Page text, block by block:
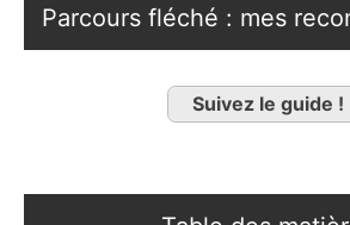
Parcours fléché : mes
Suivez le guide !